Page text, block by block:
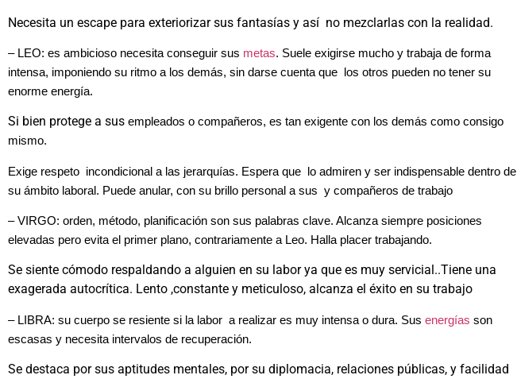
Necesita un escape para exteriorizar sus fantasías y así no mezclarlas con la realidad.
– LEO: es ambicioso necesita conseguir sus metas. Suele exigirse mucho y trabaja de forma
intensa, imponiendo su ritmo a los demás, sin darse cuenta que los otros pueden no tener su
enorme energía.
Si bien protege a sus empleados o compañeros, es tan exigente con los demás como consigo
mismo.
Exige respeto incondicional a las jerarquías. Espera que lo admiren y ser indispensable dentro de
su ámbito laboral. Puede anular, con su brillo personal a sus y compañeros de trabajo
– VIRGO: orden, método, planificación son sus palabras clave. Alcanza siempre posiciones
elevadas pero evita el primer plano, contrariamente a Leo. Halla placer trabajando.
Se siente cómodo respaldando a alguien en su labor ya que es muy servicial..Tiene una
exagerada autocrítica. Lento ,constante y meticuloso, alcanza el éxito en su trabajo
– LIBRA: su cuerpo se resiente si la labor a realizar es muy intensa o dura. Sus energías son
escasas y necesita intervalos de recuperación.
Se destaca por sus aptitudes mentales, por su diplomacia, relaciones públicas, y facilidad